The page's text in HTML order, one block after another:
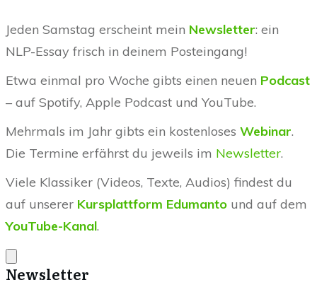
Jeden Samstag erscheint mein Newsletter: ein
NLP-Essay frisch in deinem Posteingang!
Etwa einmal pro Woche gibts einen neuen Podcast
– auf Spotify, Apple Podcast und YouTube.
Mehrmals im Jahr gibts ein kostenloses Webinar.
Die Termine erfährst du jeweils im Newsletter.
Viele Klassiker (Videos, Texte, Audios) findest du
auf unserer Kursplattform Edumanto und auf dem
YouTube-Kanal.
Newsletter